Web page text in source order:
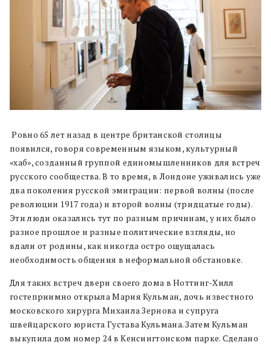
Ровно 65 лет назад в центре британской столицы
появился, говоря современным языком, культурный
«хаб», созданный группой единомышленников для встреч
русского сообщества. В то время, в Лондоне уживались уже
два поколения русской эмиграции: первой волны (после
революции 1917 года) и второй волны (тридцатые годы).
Эти люди оказались тут по разным причинам, у них было
разное прошлое и разные политические взгляды, но
вдали от родины, как никогда остро ощущалась
необходимость общения в неформальной обстановке.
Для таких встреч двери своего дома в Ноттинг-Хилл
гостеприимно открыла Мария Кульман, дочь известного
московского хирурга Михаила Зернова и супруга
швейцарского юриста Густава Кульмана. Затем Кульман
выкупила дом номер 24 в Кенсингтонском парке. Сделано